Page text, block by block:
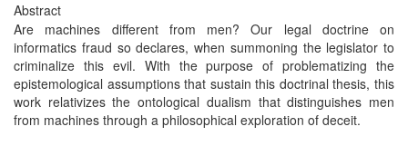
Abstract
Are machines different from men? Our legal doctrine on
informatics fraud so declares, when summoning the legislator to
criminalize this evil. With the purpose of problematizing the
epistemological assumptions that sustain this doctrinal thesis, this
work relativizes the ontological dualism that distinguishes men
from machines through a philosophical exploration of deceit.